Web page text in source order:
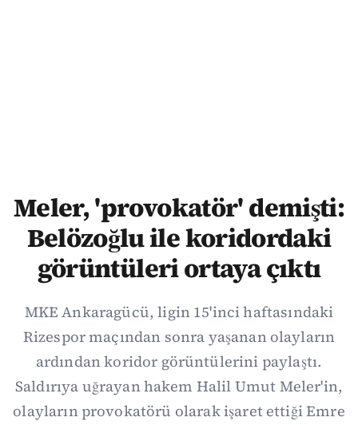
Meler, 'provokatör' demişti:
Belözoğlu ile koridordaki
görüntüleri ortaya çıktı
MKE Ankaragücü, ligin 15'inci haftasındaki
Rizespor maçından sonra yaşanan olayların
ardından koridor görüntülerini paylaştı.
Saldırıya uğrayan hakem Halil Umut Meler'in,
olayların provokatörü olarak işaret ettiği Emre